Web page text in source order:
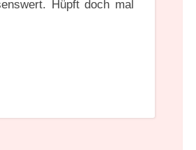
Hüpft doch mal